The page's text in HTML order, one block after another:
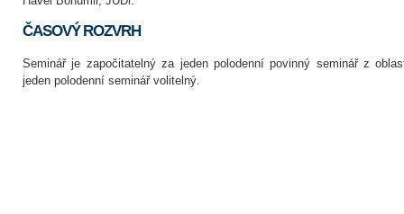
ČASOVÝ ROZVRH
Seminář je započitatelný za jeden polodenní povinný seminář z
jeden polodenní seminář volitelný.